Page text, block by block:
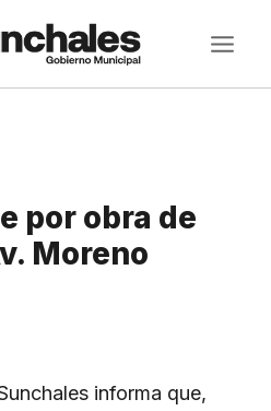
por obra de
Moreno
informa que,